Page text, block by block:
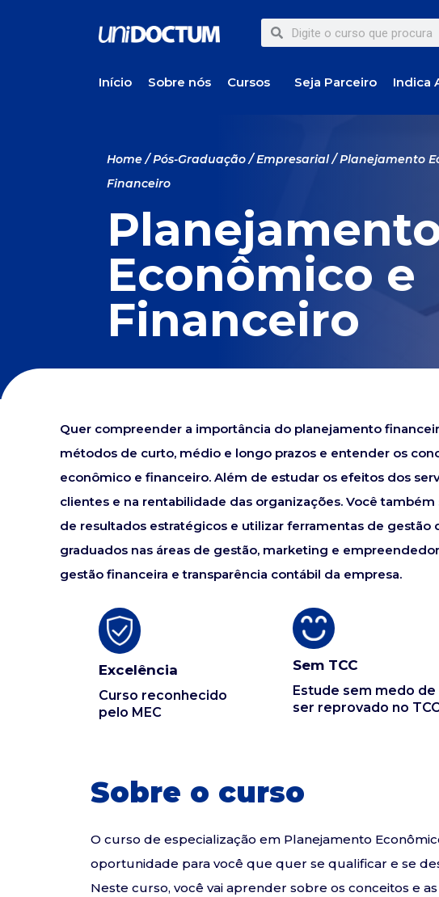
Início Sobre nós Cursos Seja Parceiro Indica
Home/Pós-Graduação/Empresarial/ Planejamento
Financeiro
Econômico e
Financeiro
Quer compreender a importância do planejamento
métodos de curto, médio e longo prazos e entender os
econômico e financeiro. Além de estudar os efeitos dos
clientes e na rentabilidade das organizações. Você também
de resultados estratégicos e utilizar ferramentas de gestão
graduados nas áreas de gestão, marketing e
gestão financeira e transparência contábil da empresa.
Excelência
Curso reconhecido
pelo MEC
Sem TCC
Estude sem medo de
ser reprovado no
Sobre o curso
O curso de especialização em Planejamento
oportunidade para você que quer se qualificar e se
Neste curso, você vai aprender sobre os conceitos e